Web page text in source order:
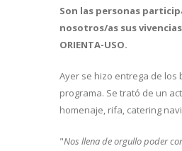
Son las personas
nosotros/as sus
ORIENTA-USO.
Ayer se hizo entrega de
programa. Se trató de un
homenaje, rifa, catering
"Nos llena de orgullo poder